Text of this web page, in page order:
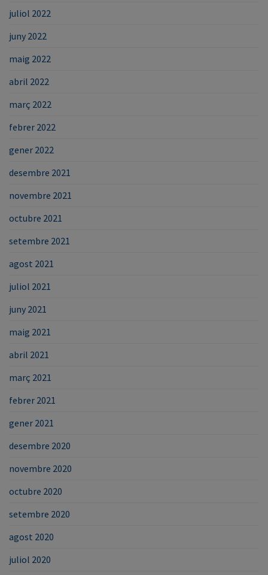
juliol 2022
juny 2022
maig 2022
abril 2022
març 2022
febrer 2022
gener 2022
desembre 2021
novembre 2021
octubre 2021
setembre 2021
agost 2021
juliol 2021
juny 2021
maig 2021
abril 2021
març 2021
febrer 2021
gener 2021
desembre 2020
novembre 2020
octubre 2020
setembre 2020
agost 2020
juliol 2020